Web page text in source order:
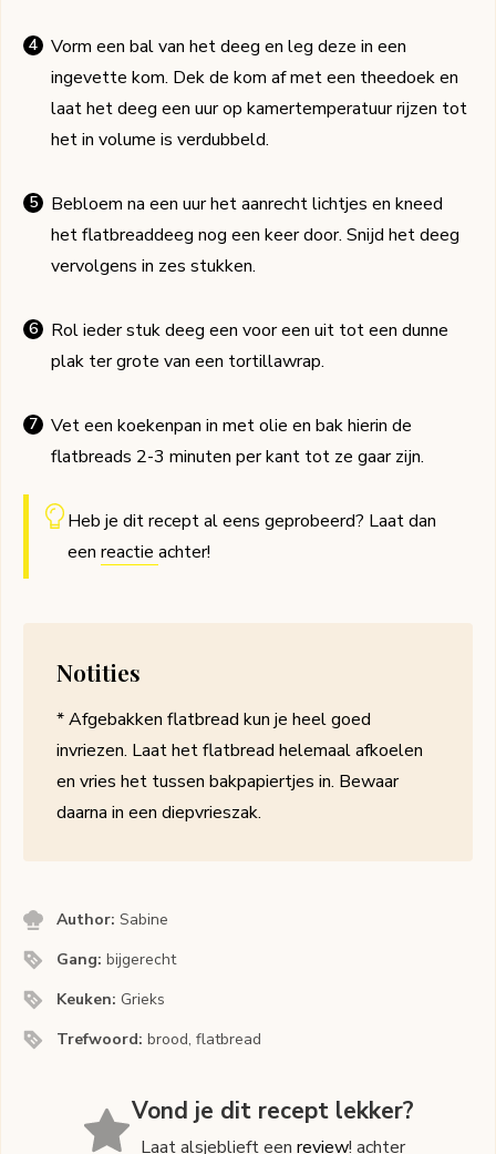
Vorm een bal van het deeg en leg deze in een
ingevette kom. Dek de kom af met een theedoek en
laat het deeg een uur op kamertemperatuur rijzen tot
het in volume is verdubbeld.
Bebloem na een uur het aanrecht lichtjes en kneed
het flatbreaddeeg nog een keer door. Snijd het deeg
vervolgens in zes stukken.
Rol ieder stuk deeg een voor een uit tot een dunne
plak ter grote van een tortillawrap.
Vet een koekenpan in met olie en bak hierin de
flatbreads 2-3 minuten per kant tot ze gaar zijn.
Heb je dit recept al eens geprobeerd? Laat dan
een reactie achter!
Notities
* Afgebakken flatbread kun je heel goed
invriezen. Laat het flatbread helemaal afkoelen
en vries het tussen bakpapiertjes in. Bewaar
daarna in een diepvrieszak.
Author:Sabine
Gang:bijgerecht
Keuken: Grieks
Trefwoord:brood, flatbread
Vond je dit recept lekker?
Laat alsjeblieft eenreview! achter